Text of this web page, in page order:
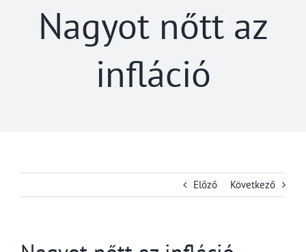
Nagyot nőtt az
infláció
Előző Következő